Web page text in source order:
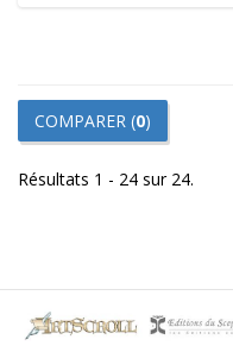
COMPARER (0)
Résultats 1 - 24 sur 24.